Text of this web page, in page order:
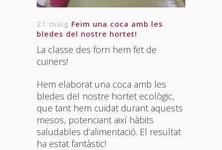
21 maig Feim una coca amb les
bledes del nostre hortet!
La classe des forn hem fet de
cuiners!
Hem elaborat una coca amb les
bledes del nostre hortet ecològic,
que tant hem cuidat durant aquests
mesos, potenciant així hàbits
saludables d’alimentació. El resultat
ha estat fantàstic!